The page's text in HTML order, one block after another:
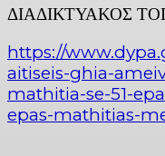
ΔΙΑΔΙΚΤΥΑΚΟΣ
https://
aitiseis-ghia-
mathitia-se-51-
epas-mathitias-